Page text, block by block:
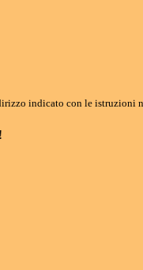
indicato con le istruzioni